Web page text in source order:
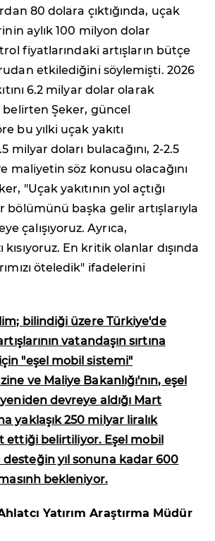
80 dolara çıktığında, uçak
aylık 100 milyon dolar
fiyatlarındaki artışların bütçe
etkilediğini söylemişti. 2026
6.2 milyar dolar olarak
Şeker, güncel
bu yılki uçak yakıtı
milyar doları bulacağını, 2-2.5
maliyetin söz konusu olacağını
"Uçak yakıtının yol açtığı
bölümünü başka gelir artışlarıyla
çalışıyoruz. Ayrıca,
kısıyoruz. En kritik olanlar dışında
öteledik" ifadelerini
bilindiği üzere Türkiye'de
vatandaşın sırtına
"eşel mobil sistemi"
ve Maliye Bakanlığı'nın, eşel
devreye aldığı Mart
yaklaşık 250 milyar liralık
ettiği belirtiliyor. Eşel mobil
desteğin yıl sonuna kadar 600
bekleniyor.
Yatırım Araştırma Müdür